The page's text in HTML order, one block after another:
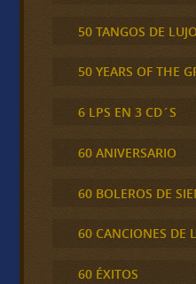
50 TANGOS DE
50 YEARS OF THE
6 LPS EN 3 CD´S
60 ANIVERSARIO
60 BOLEROS DE
60 CANCIONES DE
60 ÉXITOS